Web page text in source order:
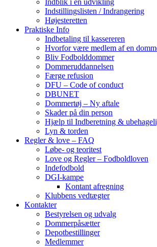
Indblik i en udvikling
Indstillingslisten / Indrangering
Højesteretten
Praktiske Info
Indbetaling til kassereren
Hvorfor være medlem af en
Bliv Fodbolddommer
Dommeruddannelsen
Færge refusion
DFU – Code of conduct
DBUNET
Dommertøj – Ny aftale
Skader på din person
Hjælp til Indberetning &
Lyn & torden
Regler & love – FAQ
Løbe- og teoritest
Love og Regler – Fodboldloven
Indefodbold
DGI-kampe
Kontant afregning
Klubbens vedtægter
Kontakter
Bestyrelsen og udvalg
Dommerpåsætter
Depotbestillinger
Medlemmer